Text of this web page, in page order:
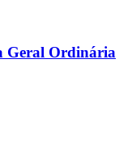
Geral Ordinária